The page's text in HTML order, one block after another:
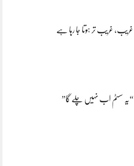
غریب، غریب تر ہوتا جا رہا ہے
“یہ سسٹم اب نہیں چلے گا”